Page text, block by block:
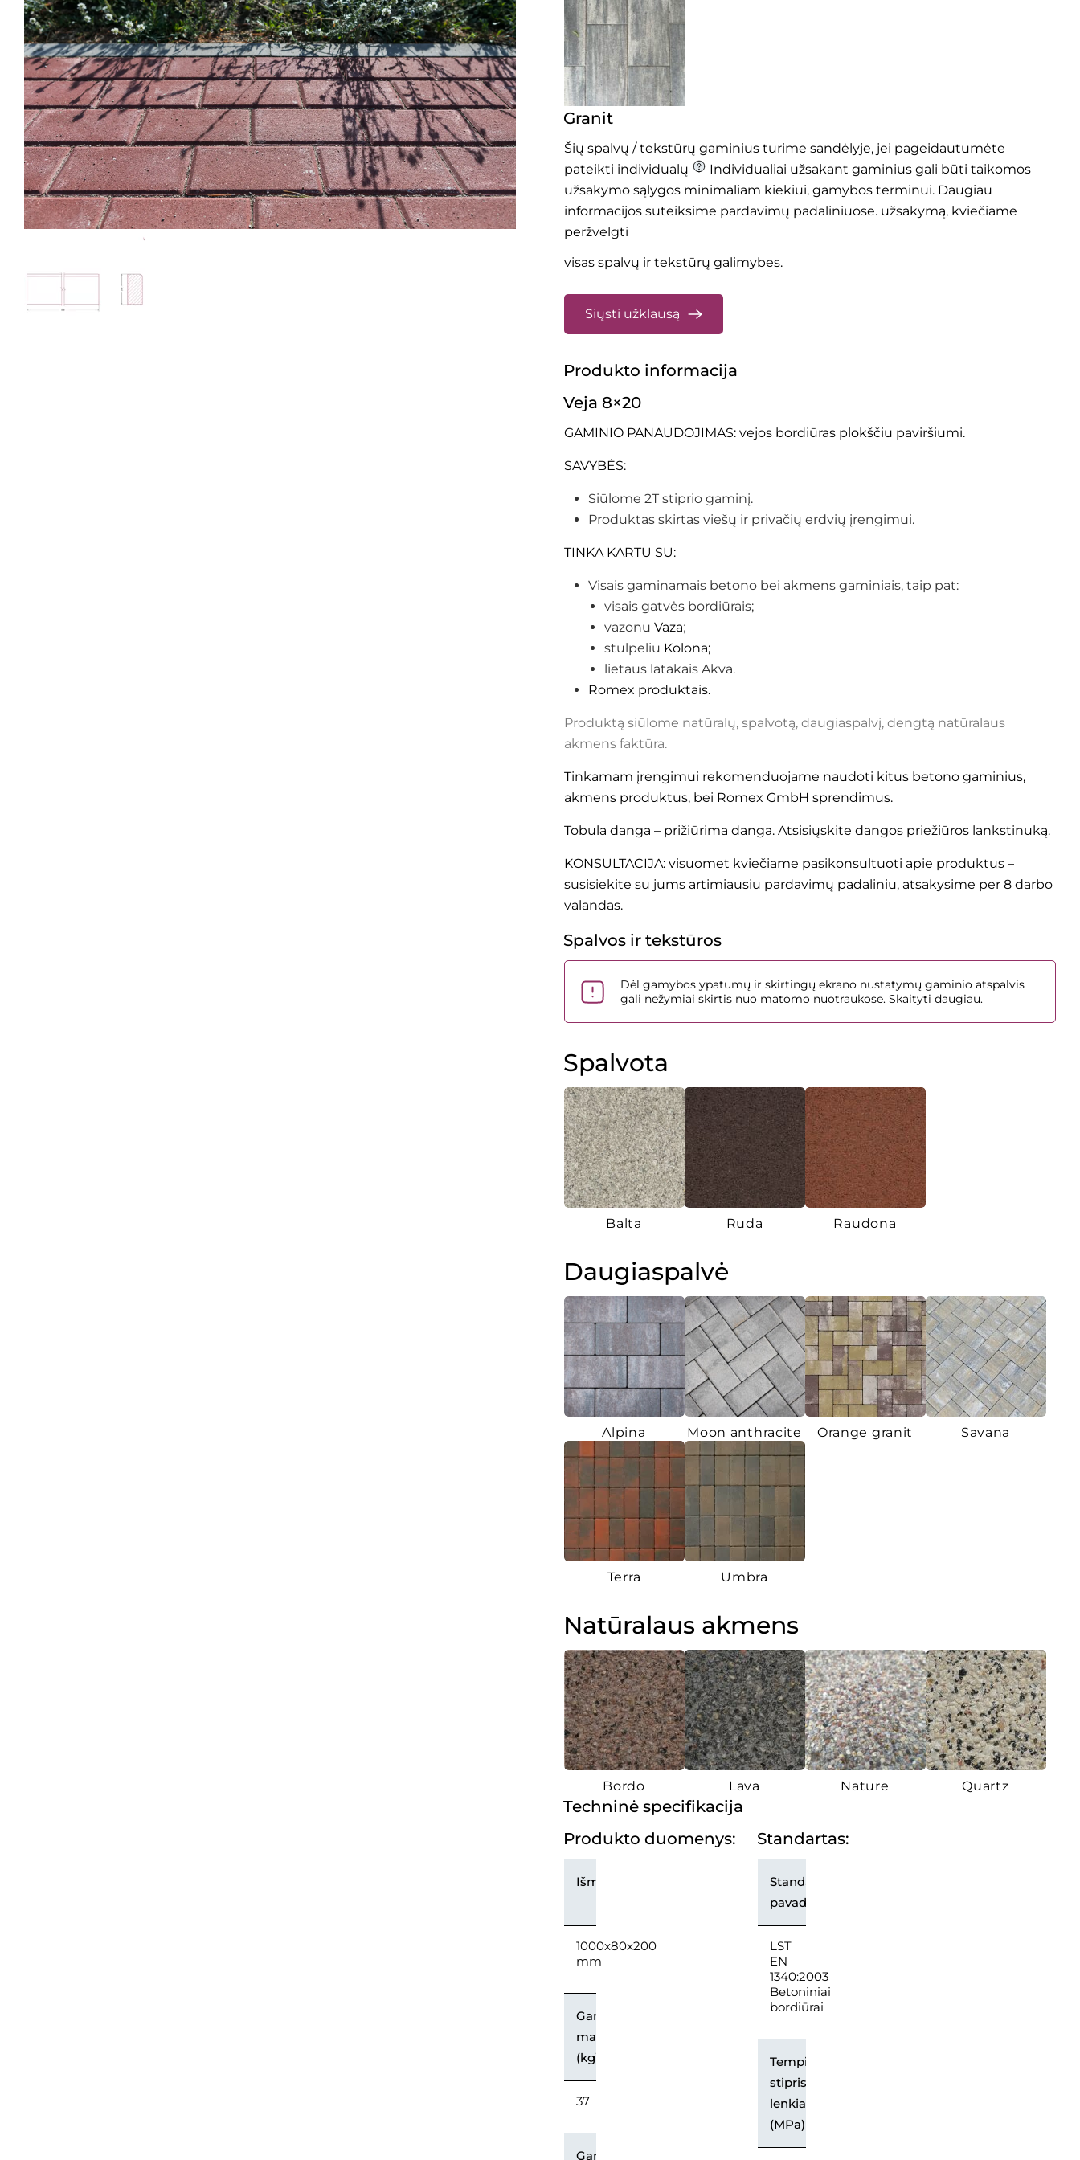
Granit
Šių spalvų / tekstūrų gaminius turime sandėlyje, jei pageidautumėte
pateikti individualų
Individualiai užsakant gaminius gali būti taikomos
užsakymo sąlygos minimaliam kiekiui, gamybos terminui. Daugiau
informacijos suteiksime pardavimų padaliniuose. užsakymą, kviečiame
peržvelgti
visas spalvų ir tekstūrų galimybes.
Siųsti užklausą
Produkto informacija
Veja 8×20
GAMINIO PANAUDOJIMAS: vejos bordiūras plokščiu paviršiumi.
SAVYBĖS:
Siūlome 2T stiprio gaminį.
Produktas skirtas viešų ir privačių erdvių įrengimui.
TINKA KARTU SU:
Visais gaminamais betono bei akmens gaminiais, taip pat:
visais gatvės bordiūrais;
vazonu Vaza;
stulpeliu Kolona;
lietaus latakais Akva.
Romex produktais.
Produktą siūlome natūralų, spalvotą, daugiaspalvį, dengtą natūralaus
akmens faktūra.
Tinkamam įrengimui rekomenduojame naudoti kitus betono gaminius,
akmens produktus, bei Romex GmbH sprendimus.
Tobula danga – prižiūrima danga. Atsisiųskite dangos priežiūros lankstinuką.
KONSULTACIJA: visuomet kviečiame pasikonsultuoti apie produktus –
susisiekite su jums artimiausiu pardavimų padaliniu, atsakysime per 8 darbo
valandas.
Spalvos ir tekstūros
Dėl gamybos ypatumų ir skirtingų ekrano nustatymų gaminio atspalvis
gali nežymiai skirtis nuo matomo nuotraukose. Skaityti daugiau.
Spalvota
Balta Ruda Raudona
Daugiaspalvė
Alpina Moon anthracite Orange granit Savana
Terra Umbra
Natūralaus akmens
Bordo Lava Nature Quartz
Techninė specifikacija
Produkto duomenys:
Išmatavimai
1000x80x200
mm
Gaminio
masė
(kg)
37
Gaminių
Standartas:
Standarto
pavadinimas
LST
EN
1340:2003
Betoniniai
bordiūrai
Tempimo
stipris
lenkiant
(MPa)